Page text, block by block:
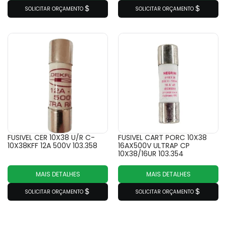
SOLICITAR ORÇAMENTO SOLICITAR ORÇAMENTO
FUSIVEL CER 10X38 U/R C-
10X38KFF 12A 500V 103.358
MAIS DETALHES
SOLICITAR ORÇAMENTO
FUSIVEL CART PORC 10X38
16AX500V ULTRAP CP
10X38/16UR 103.354
MAIS DETALHES
SOLICITAR ORÇAMENTO